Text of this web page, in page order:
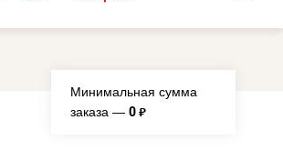
Минимальная сумма
заказа — 0 руб.